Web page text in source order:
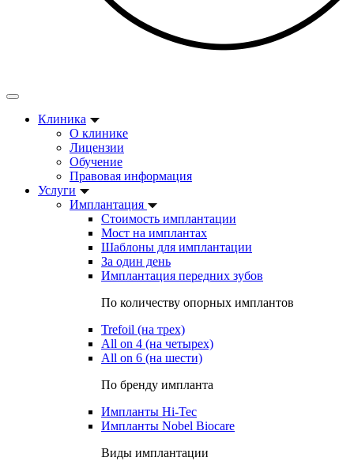
Клиника
О клинике
Лицензии
Обучение
Правовая информация
Услуги
Имплантация
Стоимость имплантации
Мост на имплантах
Шаблоны для имплантации
За один день
Имплантация передних зубов
По количеству опорных имплантов
Trefoil (на трех)
All on 4 (на четырех)
All on 6 (на шести)
По бренду импланта
Импланты Hi-Tec
Импланты Nobel Biocare
Виды имплантации